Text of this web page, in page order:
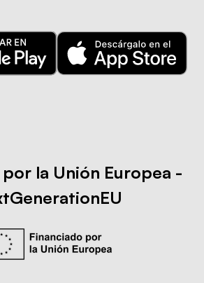
la Unión Europea -